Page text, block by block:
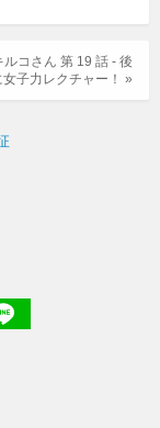
ルコさん 第 19 話 - 後
子力レクチャー！ »